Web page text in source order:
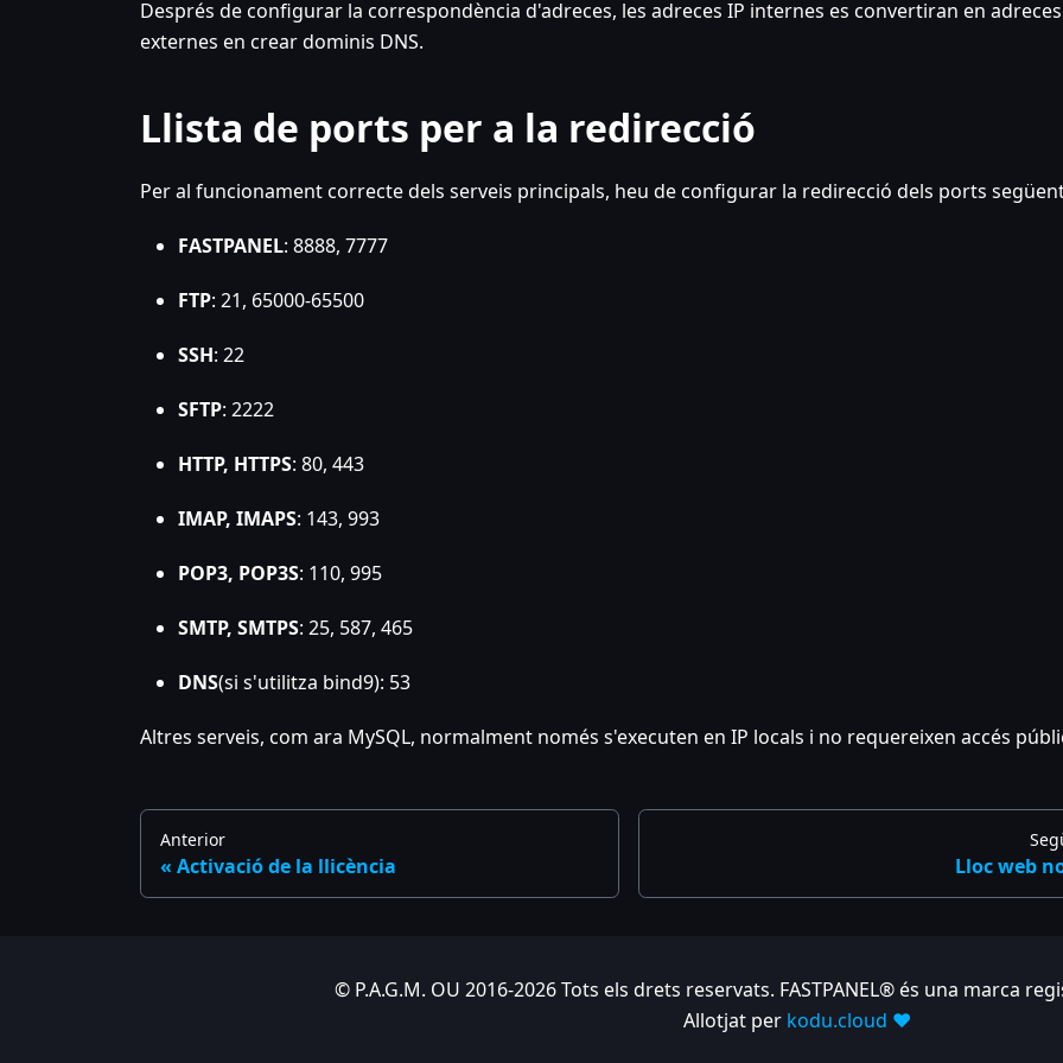
Després de configurar la correspondència d'adreces, les adreces IP internes es convertiran en
externes en crear dominis DNS.
Llista de ports per a la redirecció
Per al funcionament correcte dels serveis principals, heu de configurar la redirecció dels ports
FASTPANEL: 8888, 7777
FTP: 21, 65000-65500
SSH: 22
SFTP: 2222
HTTP, HTTPS: 80, 443
IMAP, IMAPS: 143, 993
POP3, POP3S: 110, 995
SMTP, SMTPS: 25, 587, 465
DNS(si s'utilitza bind9): 53
Altres serveis, com ara MySQL, normalment només s'executen en IP locals i no requereixen accés
Anterior
Activació de la llicència Lloc web
© P.A.G.M. OU 2016-2026 Tots els drets reservats. FASTPANEL® és una marca
Allotjat per kodu.cloud ❤️